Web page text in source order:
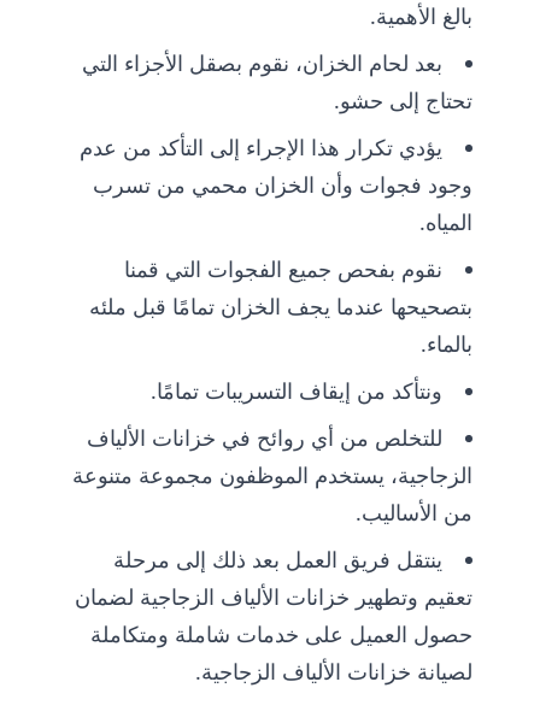
بالغ الأهمية.
بعد لحام الخزان، نقوم بصقل الأجزاء التي
تحتاج إلى حشو.
يؤدي تكرار هذا الإجراء إلى التأكد من عدم
وجود فجوات وأن الخزان محمي من تسرب
المياه.
نقوم بفحص جميع الفجوات التي قمنا
بتصحيحها عندما يجف الخزان تمامًا قبل ملئه
بالماء.
ونتأكد من إيقاف التسريبات تمامًا.
للتخلص من أي روائح في خزانات الألياف
الزجاجية، يستخدم الموظفون مجموعة متنوعة
من الأساليب.
ينتقل فريق العمل بعد ذلك إلى مرحلة
تعقيم وتطهير خزانات الألياف الزجاجية لضمان
حصول العميل على خدمات شاملة ومتكاملة
لصيانة خزانات الألياف الزجاجية.